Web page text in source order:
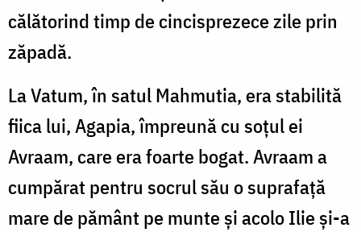
călătorind timp de cincisprezece zile prin
zăpadă.
La Vatum, în satul Mahmutia, era stabilită
fiica lui, Agapia, împreună cu soţul ei
Avraam, care era foarte bogat. Avraam a
cumpărat pentru socrul său o suprafaţă
mare de pământ pe munte şi acolo Ilie şi-a